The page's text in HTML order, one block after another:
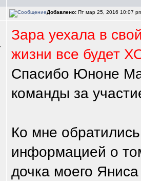
Добавлено: Пт мар 25, 2016 10:07
Зара уехала в
жизни все будет
Спасибо Юноне
команды за
Ко мне
информацией о
дочка моего